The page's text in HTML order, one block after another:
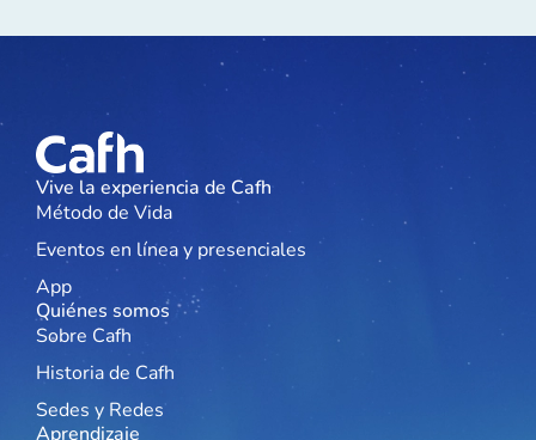
Vive la experiencia de Cafh
Método de Vida
Eventos en línea y presenciales
App
Quiénes somos
Sobre Cafh
Historia de Cafh
Sedes y Redes
Aprendizaje